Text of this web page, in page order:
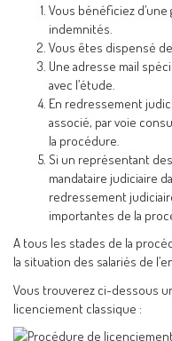
Vous bénéficiez
indemnités.
Vous êtes dispensé
Une adresse mail
avec l’étude.
En redressement
associé, par voie
la procédure.
Si un représentant
mandataire judiciaire
redressement
importantes de la
A tous les stades de la
la situation des salariés de
Vous trouverez ci-dessous
licenciement classique :